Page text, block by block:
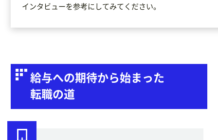
インタビューを参考にしてみてください。
給与への期待から始まった
転職の道